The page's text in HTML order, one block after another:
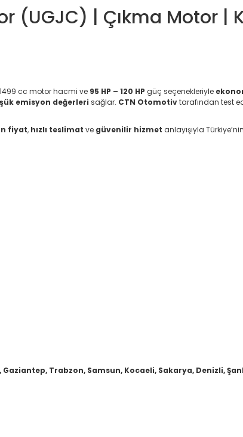
(UGJC) | Çıkma Motor |
cc motor hacmi ve 95 HP – 120 HP güç seçenekleriyle
emisyon değerleri sağlar. CTN Otomotivtarafından test
fiyat, hızlı teslimat ve güvenilir hizmet anlayışıyla
Trabzon, Samsun, Kocaeli, Sakarya, Denizli,